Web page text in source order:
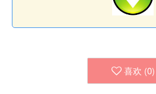
喜欢 (0)